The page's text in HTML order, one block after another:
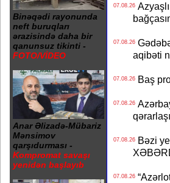
Binəqədi rayonunda
neft buruqları
ərazisində daha bir
qanunsuz tikinti -
FOTO/VİDEO
Anar Əlizadə-Mübariz
Mənsimov
qarşıdurması -
Kompromat savaşı
yenidən başlayıb
07.08.26Azyaşlı
07.08.26
aqibəti
07.08.26Baş
07.08.26
07.08.26Bəzi
07.08.26